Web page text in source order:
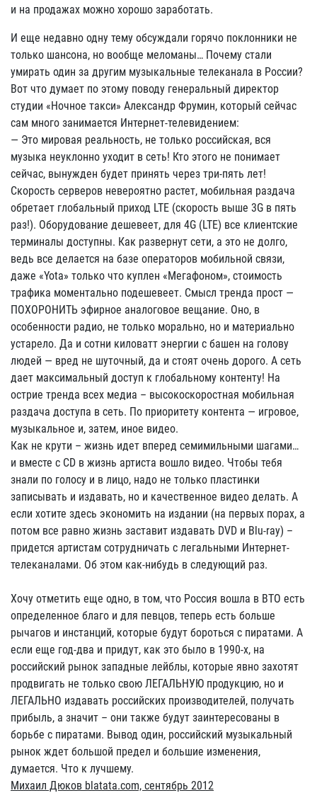
и на продажах можно хорошо заработать.
И еще недавно одну тему обсуждали горячо поклонники не
только шансона, но вообще меломаны… Почему стали
умирать один за другим музыкальные телеканала в России?
Вот что думает по этому поводу генеральный директор
студии «Ночное такси» Александр Фрумин, который сейчас
сам много занимается Интернет-телевидением:
— Это мировая реальность, не только российская, вся
музыка неуклонно уходит в сеть! Кто этого не понимает
сейчас, вынужден будет принять через три-пять лет!
Скорость серверов невероятно растет, мобильная раздача
обретает глобальный приход LTE (скорость выше 3G в пять
раз!). Оборудование дешевеет, для 4G (LTE) все клиентские
терминалы доступны. Как развернут сети, а это не долго,
ведь все делается на базе операторов мобильной связи,
даже «Yota» только что куплен «Мегафоном», стоимость
трафика моментально подешевеет. Смысл тренда прост —
ПОХОРОНИТЬ эфирное аналоговое вещание. Оно, в
особенности радио, не только морально, но и материально
устарело. Да и сотни киловатт энергии с башен на голову
людей — вред не шуточный, да и стоят очень дорого. А сеть
дает максимальный доступ к глобальному контенту! На
острие тренда всех медиа – высокоскоростная мобильная
раздача доступа в сеть. По приоритету контента — игровое,
музыкальное и, затем, иное видео.
Как не крути – жизнь идет вперед семимильными шагами…
и вместе с CD в жизнь артиста вошло видео. Чтобы тебя
знали по голосу и в лицо, надо не только пластинки
записывать и издавать, но и качественное видео делать. А
если хотите здесь экономить на издании (на первых порах, а
потом все равно жизнь заставит издавать DVD и Blu-ray) –
придется артистам сотрудничать с легальными Интернет-
телеканалами. Об этом как-нибудь в следующий раз.
Хочу отметить еще одно, в том, что Россия вошла в ВТО есть
определенное благо и для певцов, теперь есть больше
рычагов и инстанций, которые будут бороться с пиратами. А
если еще год-два и придут, как это было в 1990-х, на
российский рынок западные лейблы, которые явно захотят
продвигать не только свою ЛЕГАЛЬНУЮ продукцию, но и
ЛЕГАЛЬНО издавать российских производителей, получать
прибыль, а значит – они также будут заинтересованы в
борьбе с пиратами. Вывод один, российский музыкальный
рынок ждет большой предел и большие изменения,
думается. Что к лучшему.
Михаил Дюков blatata.com, сентябрь 2012